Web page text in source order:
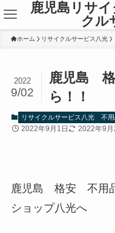
鹿児島リサ
クル
ホーム リサイクルサービス八光
鹿児島
ら！！
2022
9/02
リサイクルサービス八光 不
2022年9月1日 2022年9月
鹿児島 格安 不用
ショップ八光へ